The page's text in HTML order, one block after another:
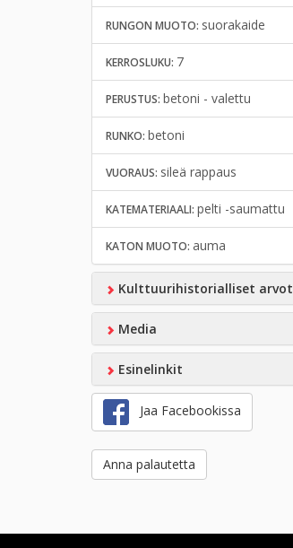
RUNGON MUOTO: suorakaide
KERROSLUKU: 7
PERUSTUS: betoni - valettu
RUNKO: betoni
VUORAUS: sileä rappaus
KATEMATERIAALI: pelti -saumattu
KATON MUOTO: auma
Kulttuurihistorialliset arvot
Media
Esinelinkit
Jaa Facebookissa
Anna palautetta